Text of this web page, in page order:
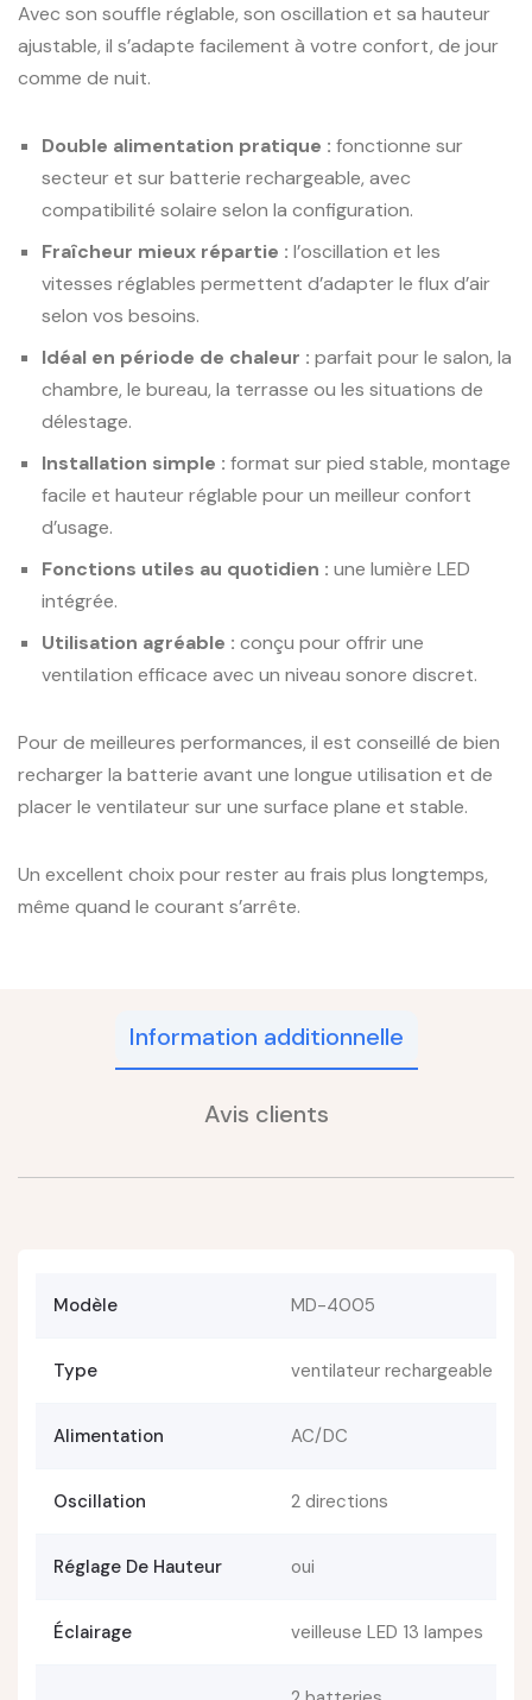
Avec son souffle réglable, son oscillation et sa hauteur
ajustable, il s’adapte facilement à votre confort, de jour
comme de nuit.
Double alimentation pratique : fonctionne sur
secteur et sur batterie rechargeable, avec
compatibilité solaire selon la configuration.
Fraîcheur mieux répartie : l’oscillation et les
vitesses réglables permettent d’adapter le flux d’air
selon vos besoins.
Idéal en période de chaleur : parfait pour le salon, la
chambre, le bureau, la terrasse ou les situations de
délestage.
Installation simple : format sur pied stable, montage
facile et hauteur réglable pour un meilleur confort
d’usage.
Fonctions utiles au quotidien : une lumière LED
intégrée.
Utilisation agréable : conçu pour offrir une
ventilation efficace avec un niveau sonore discret.
Pour de meilleures performances, il est conseillé de bien
recharger la batterie avant une longue utilisation et de
placer le ventilateur sur une surface plane et stable.
Un excellent choix pour rester au frais plus longtemps,
même quand le courant s’arrête.
Information additionnelle
Avis clients
Modèle MD-4005
Type ventilateur rechargeable
Alimentation AC/DC
Oscillation 2 directions
Réglage De Hauteur oui
Éclairage veilleuse LED 13 lampes